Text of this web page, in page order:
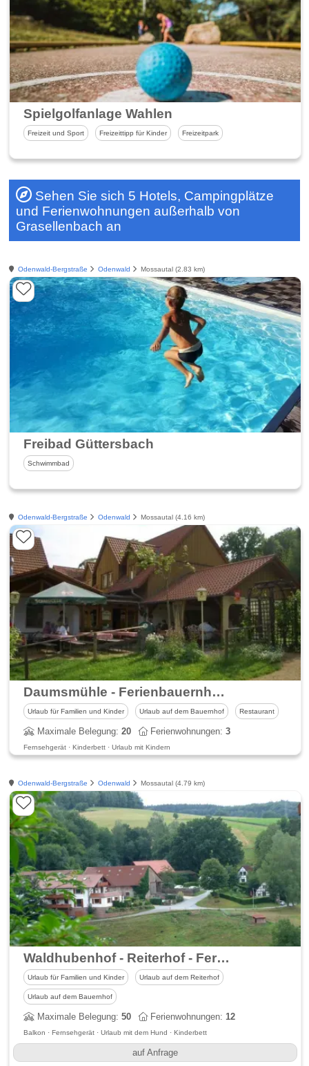
Spielgolfanlage Wahlen
Freizeit und Sport Freizeittipp für Kinder Freizeitpark
Sehen Sie sich 5 Hotels, Campingplätze
und Ferienwohnungen außerhalb von
Grasellenbach an
Odenwald-Bergstraße Odenwald Mossautal (2.83 km)
Freibad Güttersbach
Schwimmbad
Odenwald-Bergstraße Odenwald Mossautal (4.16 km)
Daumsmühle - Ferienbauernhof Vesperstube & Biergarten
Urlaub für Familien und Kinder Urlaub auf dem Bauernhof Restaurant
Maximale Belegung:20 Ferienwohnungen:3
Fernsehgerät · Kinderbett · Urlaub mit Kindern
Odenwald-Bergstraße Odenwald Mossautal (4.79 km)
Waldhubenhof - Reiterhof - Ferienhäuser & Ferienwohnungen
Urlaub für Familien und Kinder Urlaub auf dem Reiterhof
Urlaub auf dem Bauernhof
Maximale Belegung:50 Ferienwohnungen:12
Balkon · Fernsehgerät · Urlaub mit dem Hund · Kinderbett
auf Anfrage